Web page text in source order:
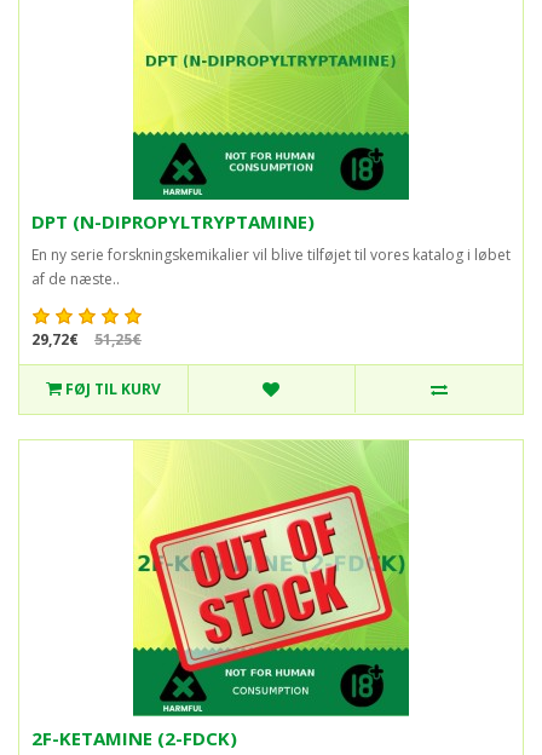
DPT (N-DIPROPYLTRYPTAMINE)
En ny serie forskningskemikalier vil blive tilføjet til vores katalog i løbet
af de næste..
29,72€ 51,25€
FØJ TIL KURV
2F-KETAMINE (2-FDCK)